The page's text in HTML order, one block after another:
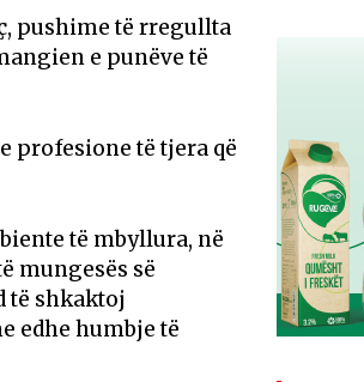
pushime të rregullta
e punëve të
profesione të tjera që
të mbyllura, në
mungesës së
të shkaktoj
edhe humbje të